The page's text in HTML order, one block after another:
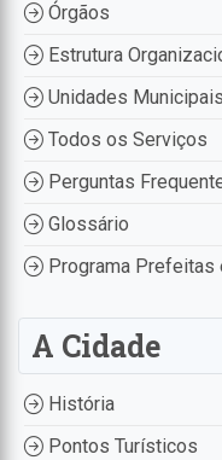
Órgãos
Estrutura
Unidades Municipais
Todos os Serviços
Perguntas
Glossário
Programa
A Cidade
História
Pontos Turísticos